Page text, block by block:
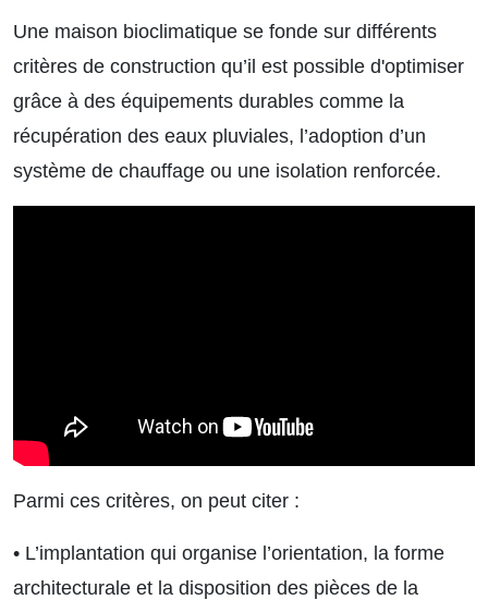
Une maison bioclimatique se fonde sur différents
critères de construction qu’il est possible d'optimiser
grâce à des équipements durables comme la
récupération des eaux pluviales, l’adoption d’un
système de chauffage ou une isolation renforcée.
Parmi ces critères, on peut citer :
• L’implantation qui organise l’orientation, la forme
architecturale et la disposition des pièces de la